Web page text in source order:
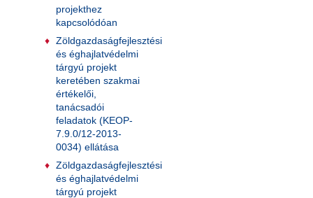
projekthez
kapcsolódóan
Zöldgazdaságfejlesztési
és éghajlatvédelmi
tárgyú projekt
keretében szakmai
értékelői,
tanácsadói
feladatok (KEOP-
7.9.0/12-2013-
0034) ellátása
Zöldgazdaságfejlesztési
és éghajlatvédelmi
tárgyú projekt